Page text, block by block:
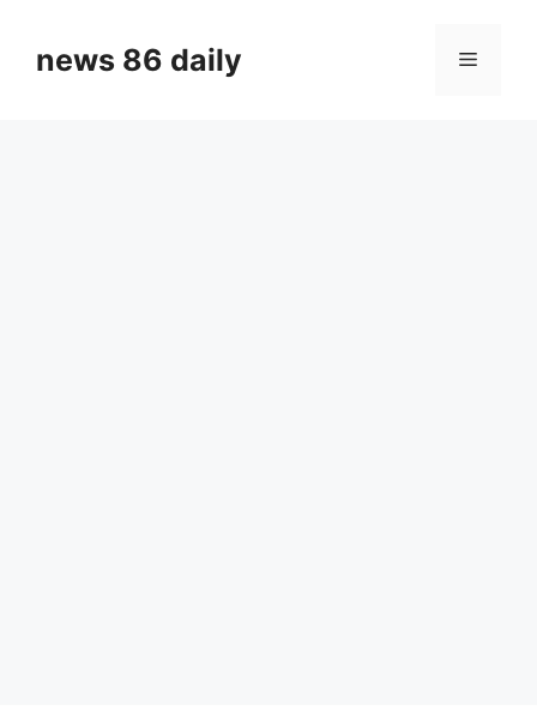
contentnews 86 daily Menu